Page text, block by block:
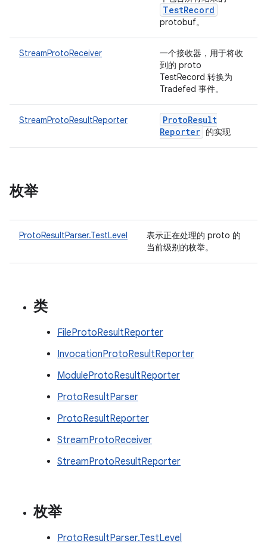
TestRecord
protobuf。
StreamProtoReceiver
一个接收器，用于将收
到的 proto
TestRecord 转换为
Tradefed 事件。
StreamProtoResultReporter ProtoResult
Reporter 的实现
枚举
ProtoResultParser.TestLevel
表示正在处理的 proto 的
当前级别的枚举。
类
FileProtoResultReporter
InvocationProtoResultReporter
ModuleProtoResultReporter
ProtoResultParser
ProtoResultReporter
StreamProtoReceiver
StreamProtoResultReporter
枚举
ProtoResultParser.TestLevel